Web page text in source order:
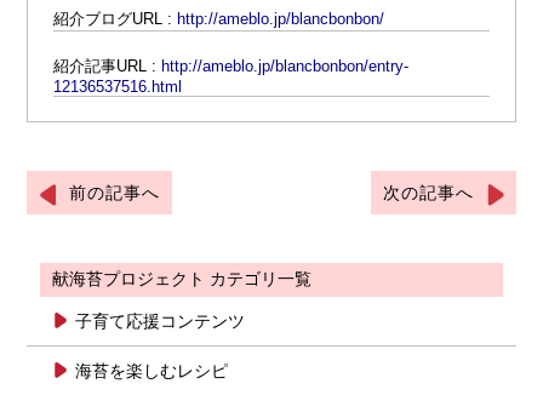
紹介ブログURL : http://ameblo.jp/blancbonbon/
紹介記事URL : http://ameblo.jp/blancbonbon/entry-
12136537516.html
前の記事へ 次の記事へ
献海苔プロジェクト カテゴリ一覧
子育て応援コンテンツ
海苔を楽しむレシピ